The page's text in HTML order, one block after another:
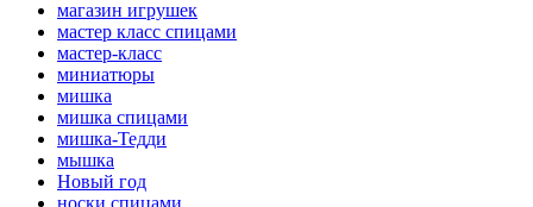
магазин игрушек
мастер класс спицами
мастер-класс
миниатюры
мишка
мишка спицами
мишка-Тедди
мышка
Новый год
носки спицами